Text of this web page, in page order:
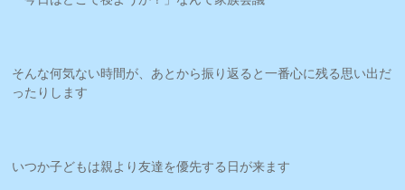
そんな何気ない時間が、あとから振り返ると一番心に残る思い出だ
ったりします
いつか子どもは親より友達を優先する日が来ます